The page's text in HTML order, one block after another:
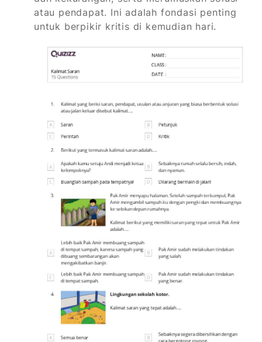
atau pendapat. Ini adalah fondasi penting
untuk berpikir kritis di kemudian hari.